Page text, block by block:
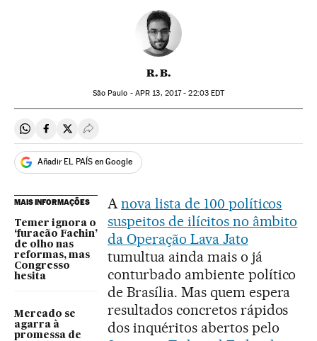
R. B.
São Paulo - APR 13, 2017 - 22:03EDT
Compartir en Whatsapp
Compartir en Facebook
Compartir en Twitter
Desplegar Redes Sociales
Añadir EL PAÍS en Google
MAIS INFORMAÇÕES
Temer ignora o
‘furacão Fachin’
de olho nas
reformas, mas
Congresso
hesita
Mercado se
agarra à
promessa de
A nova lista de 100 políticos
suspeitos de ilícitos no âmbito
da Operação Lava Jato
tumultua ainda mais o já
conturbado ambiente político
de Brasília. Mas quem espera
resultados concretos rápidos
dos inquéritos abertos pelo